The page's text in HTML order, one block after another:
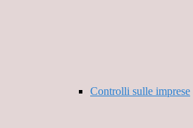
Controlli sulle imprese